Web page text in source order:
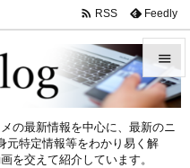



 RSS Feedly
の最新情報を中心に、最新のニ
元特定情報等をわかり易く解
を交えて紹介しています。